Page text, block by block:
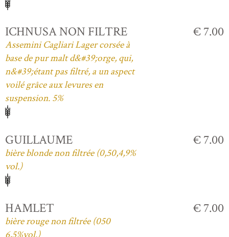
ICHNUSA NON FILTRE
Assemini Cagliari Lager corsée à
base de pur malt d&#39;orge, qui,
n&#39;étant pas filtré, a un aspect
voilé grâce aux levures en
suspension. 5%
€ 7.00
GUILLAUME
bière blonde non filtrée (0,50,4,9%
vol.)
€ 7.00
HAMLET
bière rouge non filtrée (050
€ 7.00